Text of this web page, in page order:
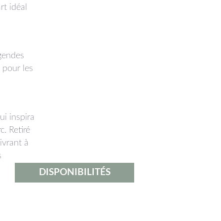
idéal
pour les
inspira
Retiré
à